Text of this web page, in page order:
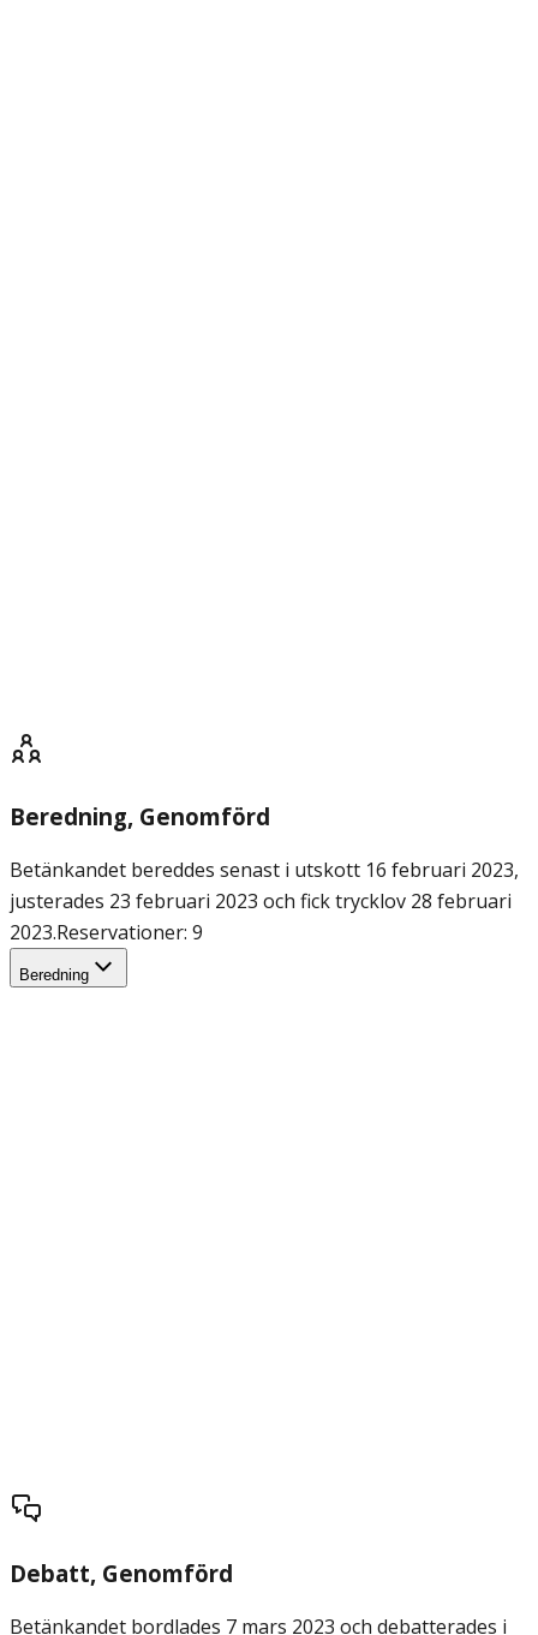
Beredning, Genomförd
Betänkandet bereddes senast i utskott 16 februari 2023,
justerades 23 februari 2023 och fick trycklov 28 februari
2023.Reservationer: 9
Beredning
Debatt, Genomförd
Betänkandet bordlades 7 mars 2023 och debatterades i